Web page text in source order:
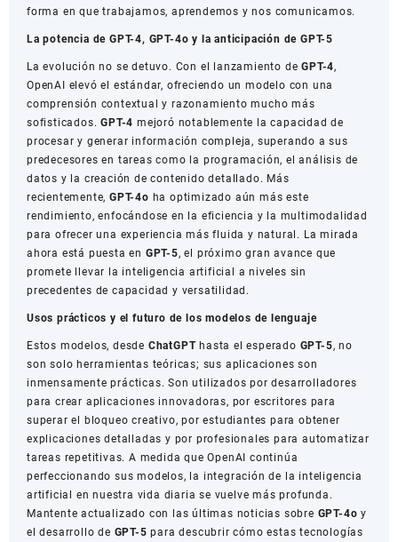
forma en que trabajamos, aprendemos y nos comunicamos.
La potencia de GPT-4, GPT-4o y la anticipación de GPT-5
La evolución no se detuvo. Con el lanzamiento deGPT-4,
OpenAI elevó el estándar, ofreciendo un modelo con una
comprensión contextual y razonamiento mucho más
sofisticados.GPT-4 mejoró notablemente la capacidad de
procesar y generar información compleja, superando a sus
predecesores en tareas como la programación, el análisis de
datos y la creación de contenido detallado. Más
recientemente,GPT-4o ha optimizado aún más este
rendimiento, enfocándose en la eficiencia y la multimodalidad
para ofrecer una experiencia más fluida y natural. La mirada
ahora está puesta en GPT-5, el próximo gran avance que
promete llevar la inteligencia artificial a niveles sin
precedentes de capacidad y versatilidad.
Usos prácticos y el futuro de los modelos de lenguaje
Estos modelos, desde ChatGPThasta el esperado GPT-5, no
son solo herramientas teóricas; sus aplicaciones son
inmensamente prácticas. Son utilizados por desarrolladores
para crear aplicaciones innovadoras, por escritores para
superar el bloqueo creativo, por estudiantes para obtener
explicaciones detalladas y por profesionales para automatizar
tareas repetitivas. A medida que OpenAI continúa
perfeccionando sus modelos, la integración de la inteligencia
artificial en nuestra vida diaria se vuelve más profunda.
Mantente actualizado con las últimas noticias sobre GPT-4o y
el desarrollo de GPT-5 para descubrir cómo estas tecnologías